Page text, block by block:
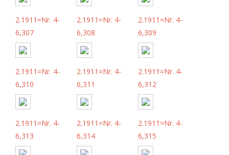
2.1911=Nr. 4-
6,307
2.1911=Nr. 4-
6,308
2.1911=Nr. 4-
6,309
2.1911=Nr. 4-
6,310
2.1911=Nr. 4-
6,311
2.1911=Nr. 4-
6,312
2.1911=Nr. 4-
6,313
2.1911=Nr. 4-
6,314
2.1911=Nr. 4-
6,315